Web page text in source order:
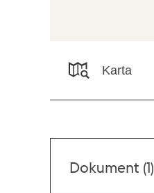
Karta
Dokument (1)